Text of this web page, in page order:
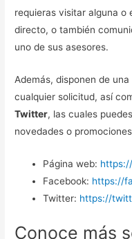
requieras visitar alguna
directo, o también
uno de sus asesores.
Además, disponen de una
cualquier solicitud, así
Twitter, las cuales
novedades o
Página web:
Facebook: https://
Twitter: https://
Conoce más